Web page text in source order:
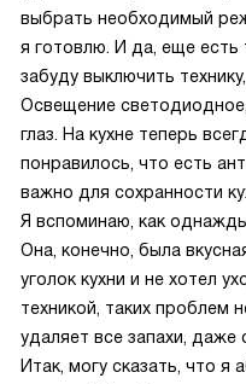
выбрать необходимый
я готовлю. И да, еще есть
забуду выключить
Освещение
глаз. На кухне теперь
понравилось, что есть
важно для сохранности
Я вспоминаю, как
Она, конечно, была
уголок кухни и не хотел
техникой, таких проблем
удаляет все запахи, даже
Итак, могу сказать, что